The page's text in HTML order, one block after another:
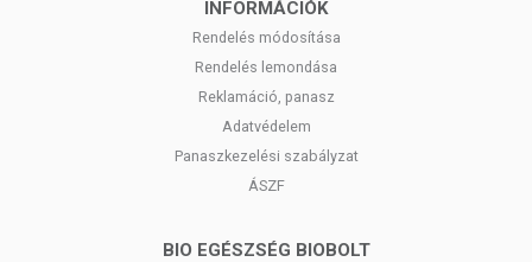
nem alkalmas az orvosi kezelés helyettesítésére! Betegség esetén
használatát konzultálja kezelőorvosával. Az ajánlott napi fogyasztási
mennyiséget ne haladja meg! Ne szedje a készítményt, ha az
összetevők bármelyikére érzékeny vagy allergiás! Kisgyermekektől
INFORMÁCIÓK
Rendelés módosítása
Rendelés lemondása
Reklamáció, panasz
Adatvédelem
Panaszkezelési szabályzat
ÁSZF
BIO EGÉSZSÉG BIOBOLT